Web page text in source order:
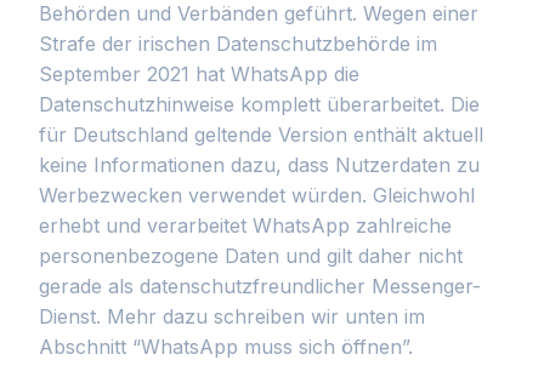
Behörden und Verbänden geführt. Wegen einer
Strafe der irischen Datenschutzbehörde im
September 2021 hat WhatsApp die
Datenschutzhinweise komplett überarbeitet. Die
für Deutschland geltende Version enthält aktuell
keine Informationen dazu, dass Nutzerdaten zu
Werbezwecken verwendet würden. Gleichwohl
erhebt und verarbeitet WhatsApp zahlreiche
personenbezogene Daten und gilt daher nicht
gerade als datenschutzfreundlicher Messenger-
Dienst. Mehr dazu schreiben wir unten im
Abschnitt “WhatsApp muss sich öffnen”.